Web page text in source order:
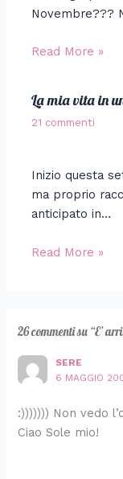
Novembre???
Read More »
La mia vita in
21 commenti
Inizio questa
ma proprio
anticipato in…
Read More »
26 commenti su “E’
SERE
6 MAGGIO
:))))))) Non vedo
Ciao Sole mio!